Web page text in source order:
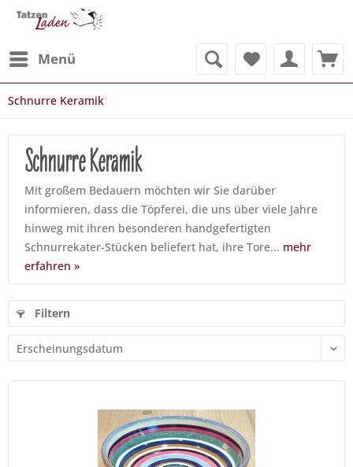
Menü
Schnurre Keramik
Schnurre Keramik
Mit großem Bedauern möchten wir Sie darüber
informieren, dass die Töpferei, die uns über viele Jahre
hinweg mit ihren besonderen handgefertigten
Schnurrekater-Stücken beliefert hat, ihre Tore... mehr
erfahren »
Filtern